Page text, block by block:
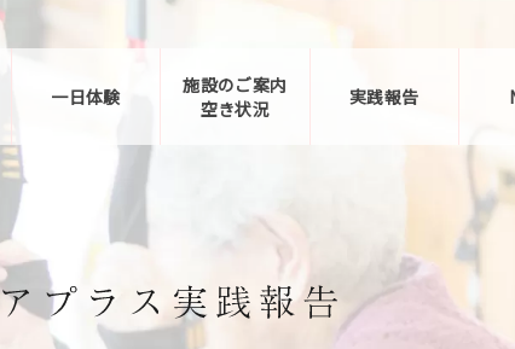
一日体験
施設のご案内
空き状況
実践報告